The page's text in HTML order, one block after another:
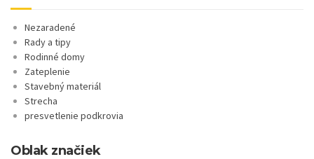
Nezaradené
Rady a tipy
Rodinné domy
Zateplenie
Stavebný materiál
Strecha
presvetlenie podkrovia
Oblak značiek